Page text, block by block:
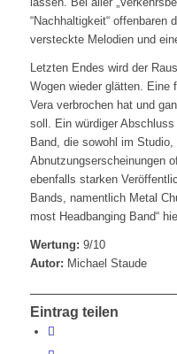
“Nachhaltigkeit“ offenbaren
versteckte Melodien und
Letzten Endes wird der
Wogen wieder glätten.
Vera verbrochen hat und
soll. Ein würdiger
Band, die sowohl im
Abnutzungserscheinungen
ebenfalls starken
Bands, namentlich Metal
most Headbanging Band“
Wertung: 9/10
Autor: Michael Staude
Eintrag teilen